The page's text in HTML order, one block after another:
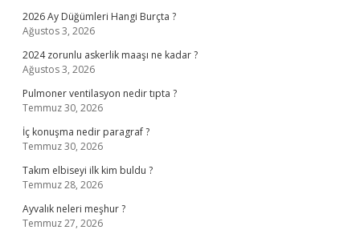
2026 Ay Düğümleri Hangi Burçta ?
Ağustos 3, 2026
2024 zorunlu askerlik maaşı ne kadar ?
Ağustos 3, 2026
Pulmoner ventilasyon nedir tıpta ?
Temmuz 30, 2026
İç konuşma nedir paragraf ?
Temmuz 30, 2026
Takım elbiseyi ilk kim buldu ?
Temmuz 28, 2026
Ayvalık neleri meşhur ?
Temmuz 27, 2026